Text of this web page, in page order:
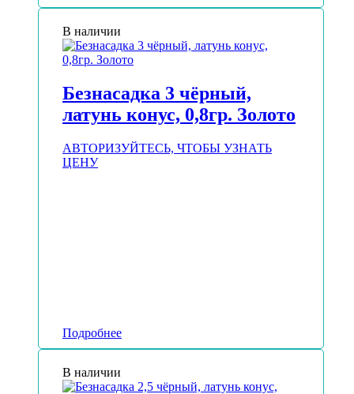
В наличии
Безнасадка 3 чёрный,
латунь конус, 0,8гр. Золото
АВТОРИЗУЙТЕСЬ, ЧТОБЫ УЗНАТЬ
ЦЕНУ
Подробнее
В наличии